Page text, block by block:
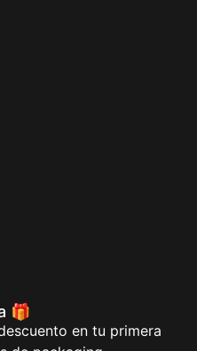
🎁
en tu primera